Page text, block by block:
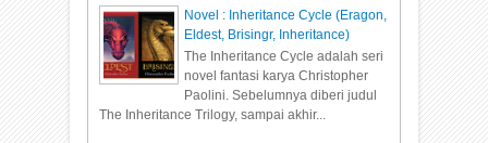
Novel : Inheritance Cycle (Eragon,
Eldest, Brisingr, Inheritance)
The Inheritance Cycle adalah seri
novel fantasi karya Christopher
Paolini. Sebelumnya diberi judul
The Inheritance Trilogy, sampai akhir...